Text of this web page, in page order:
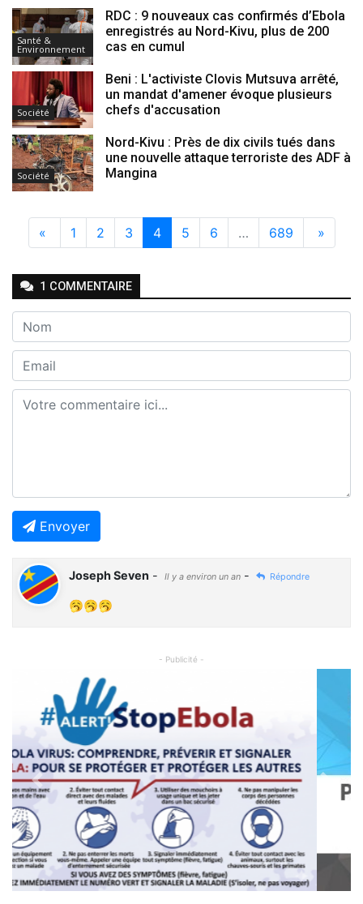
Santé &
Environnement
RDC : 9 nouveaux cas confirmés d’Ebola
enregistrés au Nord-Kivu, plus de 200
cas en cumul
Société
Beni : L'activiste Clovis Mutsuva arrêté,
un mandat d'amener évoque plusieurs
chefs d'accusation
Société
Nord-Kivu : Près de dix civils tués dans
une nouvelle attaque terroriste des ADF à
Mangina
« 1 2 3 4 5 6 … 689 »
1 COMMENTAIRE
Envoyer
Joseph Seven - Il y a environ un an - Répondre
🥱🥱🥱
- Publicité -
Previous Next